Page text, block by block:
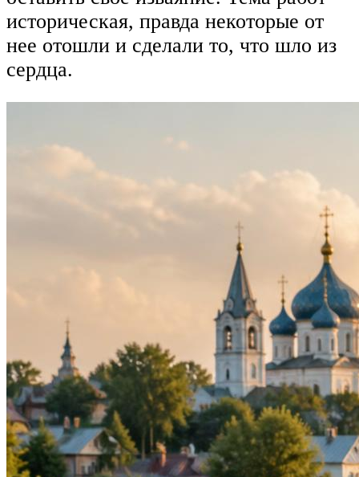
историческая, правда некоторые от
нее отошли и сделали то, что шло из
сердца.